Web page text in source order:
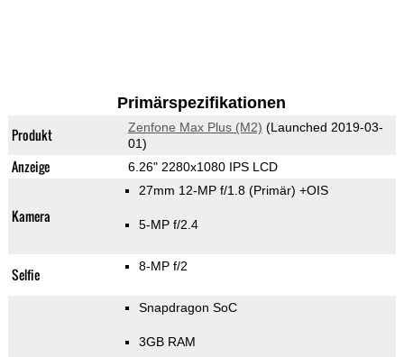
Primärspezifikationen
Produkt Zenfone Max Plus (M2) (Launched 2019-03-
01)
Anzeige 6.26" 2280x1080 IPS LCD
Kamera
27mm 12-MP f/1.8 (Primär) +OIS
5-MP f/2.4
Selfie 8-MP f/2
Snapdragon SoC
3GB RAM